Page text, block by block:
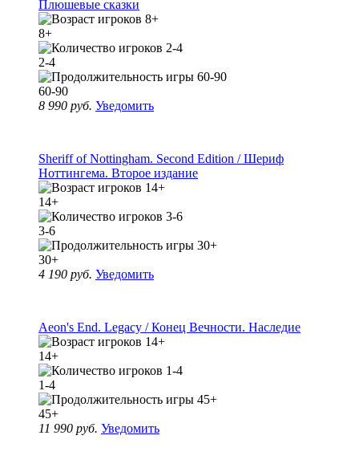
Плюшевые сказки
8+
2-4
60-90
8 990 руб. Уведомить
Sheriff of Nottingham. Second Edition / Шериф
Ноттингема. Второе издание
14+
3-6
30+
4 190 руб. Уведомить
Aeon's End. Legacy / Конец Вечности. Наследие
14+
1-4
45+
11 990 руб. Уведомить